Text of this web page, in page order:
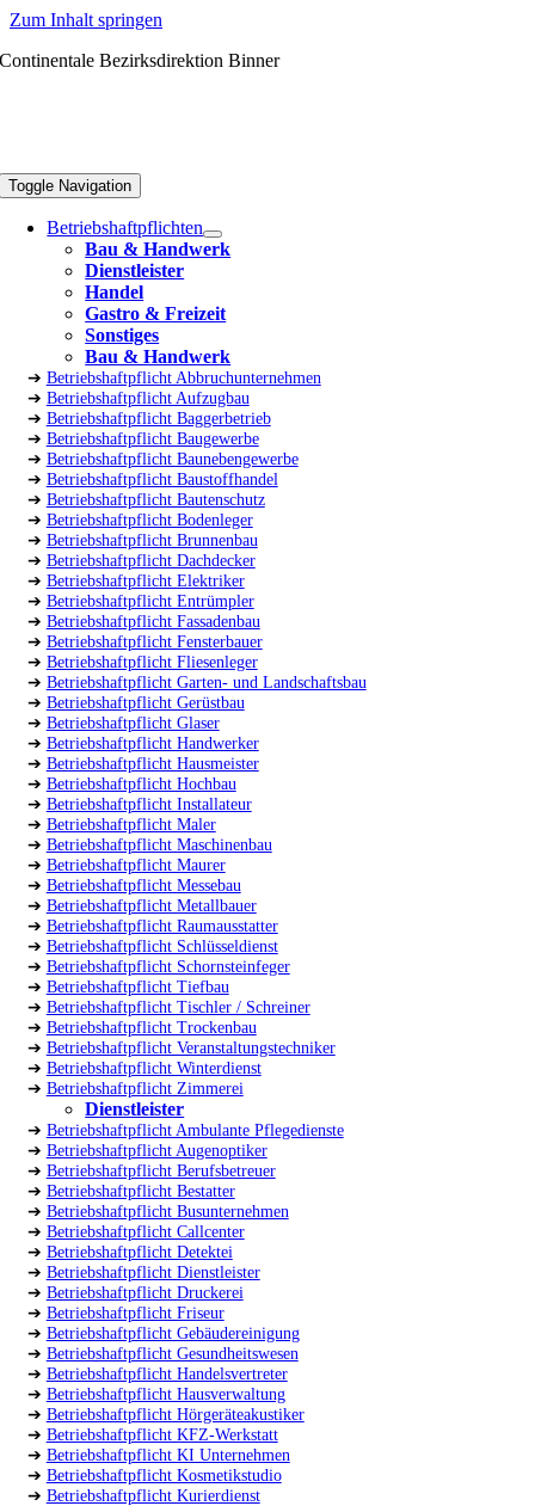
Zum Inhalt springen
Continentale Bezirksdirektion Binner
Toggle Navigation
Betriebshaftpflichten
Bau & Handwerk
Dienstleister
Handel
Gastro & Freizeit
Sonstiges
Bau & Handwerk
➔ Betriebshaftpflicht Abbruchunternehmen
➔ Betriebshaftpflicht Aufzugbau
➔ Betriebshaftpflicht Baggerbetrieb
➔ Betriebshaftpflicht Baugewerbe
➔ Betriebshaftpflicht Baunebengewerbe
➔ Betriebshaftpflicht Baustoffhandel
➔ Betriebshaftpflicht Bautenschutz
➔ Betriebshaftpflicht Bodenleger
➔ Betriebshaftpflicht Brunnenbau
➔ Betriebshaftpflicht Dachdecker
➔ Betriebshaftpflicht Elektriker
➔ Betriebshaftpflicht Entrümpler
➔ Betriebshaftpflicht Fassadenbau
➔ Betriebshaftpflicht Fensterbauer
➔ Betriebshaftpflicht Fliesenleger
➔ Betriebshaftpflicht Garten- und Landschaftsbau
➔ Betriebshaftpflicht Gerüstbau
➔ Betriebshaftpflicht Glaser
➔ Betriebshaftpflicht Handwerker
➔ Betriebshaftpflicht Hausmeister
➔ Betriebshaftpflicht Hochbau
➔ Betriebshaftpflicht Installateur
➔ Betriebshaftpflicht Maler
➔ Betriebshaftpflicht Maschinenbau
➔ Betriebshaftpflicht Maurer
➔ Betriebshaftpflicht Messebau
➔ Betriebshaftpflicht Metallbauer
➔ Betriebshaftpflicht Raumausstatter
➔ Betriebshaftpflicht Schlüsseldienst
➔ Betriebshaftpflicht Schornsteinfeger
➔ Betriebshaftpflicht Tiefbau
➔ Betriebshaftpflicht Tischler / Schreiner
➔ Betriebshaftpflicht Trockenbau
➔ Betriebshaftpflicht Veranstaltungstechniker
➔ Betriebshaftpflicht Winterdienst
➔ Betriebshaftpflicht Zimmerei
Dienstleister
➔ Betriebshaftpflicht Ambulante Pflegedienste
➔ Betriebshaftpflicht Augenoptiker
➔ Betriebshaftpflicht Berufsbetreuer
➔ Betriebshaftpflicht Bestatter
➔ Betriebshaftpflicht Busunternehmen
➔ Betriebshaftpflicht Callcenter
➔ Betriebshaftpflicht Detektei
➔ Betriebshaftpflicht Dienstleister
➔ Betriebshaftpflicht Druckerei
➔ Betriebshaftpflicht Friseur
➔ Betriebshaftpflicht Gebäudereinigung
➔ Betriebshaftpflicht Gesundheitswesen
➔ Betriebshaftpflicht Handelsvertreter
➔ Betriebshaftpflicht Hausverwaltung
➔ Betriebshaftpflicht Hörgeräteakustiker
➔ Betriebshaftpflicht KFZ-Werkstatt
➔ Betriebshaftpflicht KI Unternehmen
➔ Betriebshaftpflicht Kosmetikstudio
➔ Betriebshaftpflicht Kurierdienst